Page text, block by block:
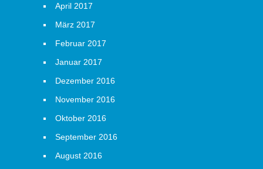
April 2017
März 2017
Februar 2017
Januar 2017
Dezember 2016
November 2016
Oktober 2016
September 2016
August 2016